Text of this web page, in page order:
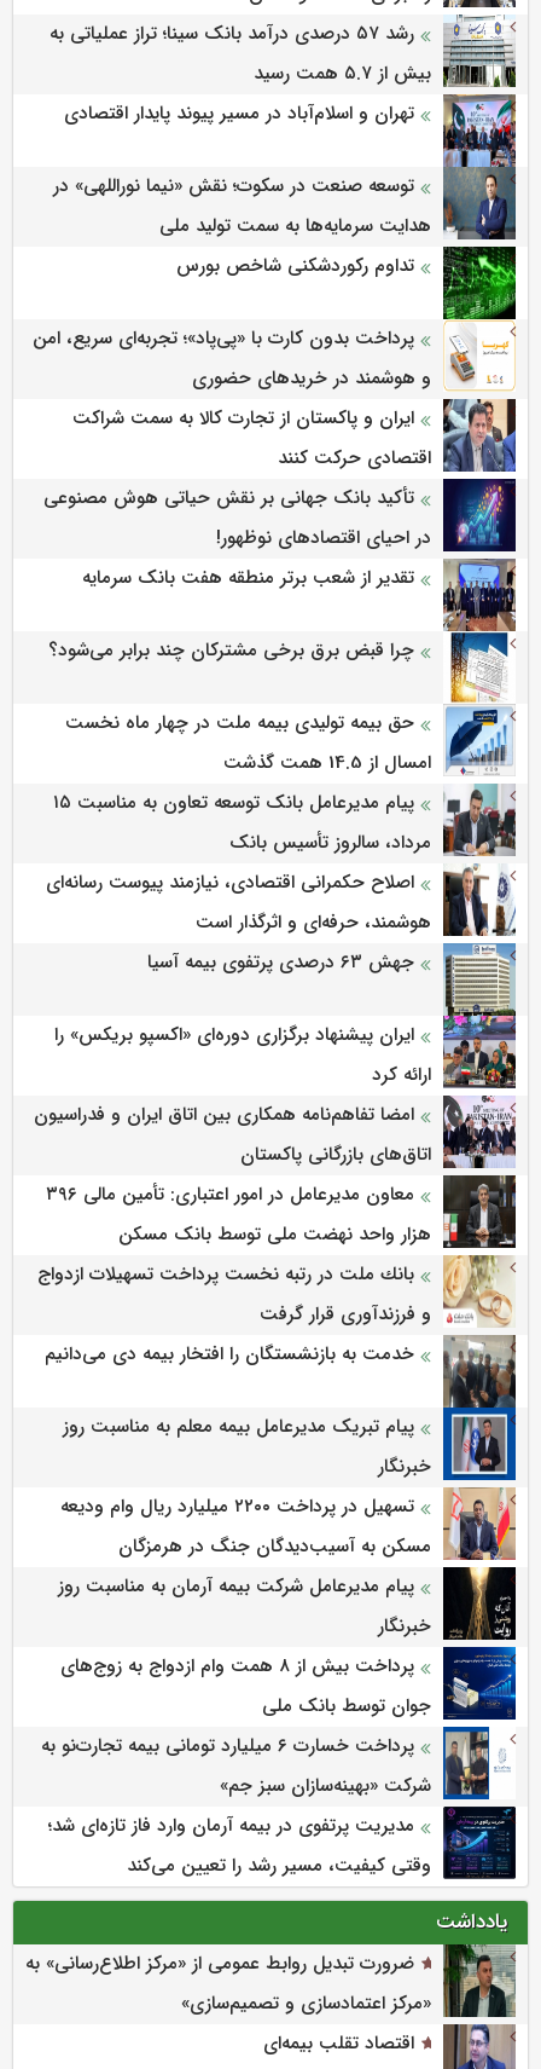
رشد ۵۷ درصدی درآمد بانک سینا؛ تراز عملیاتی به
بیش از ۵.۷ همت رسید
تهران و اسلام‌آباد در مسیر پیوند پایدار اقتصادی
توسعه صنعت در سکوت؛ نقش «نیما نوراللهی» در
هدایت سرمایه‌ها به سمت تولید ملی
تداوم رکوردشکنی شاخص بورس
پرداخت بدون کارت با «پی‌پاد»؛ تجربه‌ای سریع، امن
و هوشمند در خریدهای حضوری
ایران و پاکستان از تجارت کالا به سمت شراکت
اقتصادی حرکت کنند
تأکید بانک جهانی بر نقش حیاتی هوش مصنوعی
در احیای اقتصادهای نوظهور!
تقدیر از شعب برتر منطقه هفت بانک سرمایه
چرا قبض برق برخی مشترکان چند برابر می‌شود؟
حق بیمه تولیدی بیمه ملت در چهار ماه نخست
امسال از 14.5 همت گذشت
پیام مدیرعامل بانک توسعه تعاون به مناسبت ۱۵
مرداد، سالروز تأسیس بانک
اصلاح حکمرانی اقتصادی، نیازمند پیوست رسانه‌ای
هوشمند، حرفه‌ای و اثرگذار است
جهش ۶۳ درصدی پرتفوی بیمه آسیا
ایران پیشنهاد برگزاری دوره‌ای «اکسپو بریکس» را
ارائه کرد
امضا تفاهم‌نامه همکاری بین اتاق ایران و فدراسیون
اتاق‌های بازرگانی پاکستان
معاون مدیرعامل در امور اعتباری: تأمین مالی ۳۹۶
هزار واحد نهضت ملی توسط بانک مسکن
بانك ملت در رتبه نخست پرداخت تسهیلات ازدواج
و فرزندآوری قرار گرفت
خدمت به بازنشستگان‌ را افتخار بیمه دی می‌دانیم
پیام تبریک مدیرعامل بیمه معلم به مناسبت روز
خبرنگار
تسهیل در پرداخت ۲۲۰۰ میلیارد ریال وام ودیعه
مسکن به آسیب‌دیدگان جنگ در هرمزگان
پیام مدیرعامل شرکت بیمه آرمان به مناسبت روز
خبرنگار
پرداخت بیش از ۸ همت وام ازدواج به زوج‌های
جوان توسط بانک ملی
پرداخت خسارت ۶ میلیارد تومانی بیمه تجارت‌نو به
شرکت «بهینه‌سازان سبز جم»
مدیریت پرتفوی در بیمه آرمان وارد فاز تازه‌ای شد؛
وقتی کیفیت، مسیر رشد را تعیین می‌کند
یادداشت
ضرورت تبدیل روابط عمومی از «مرکز اطلاع‌رسانی» به
«مرکز اعتمادسازی و تصمیم‌سازی»
اقتصاد تقلب بیمه‌ای